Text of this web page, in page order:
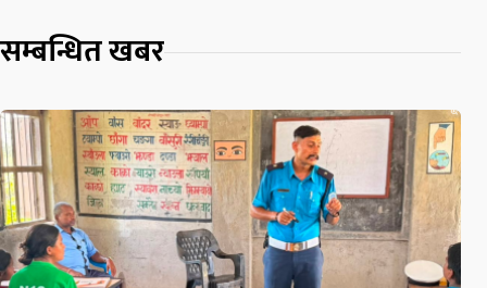
सम्बन्धित खबर